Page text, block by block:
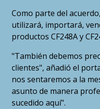
Como parte del
utilizará, importará,
productos CF248A y
"También debemos
clientes", añadió el
nos sentaremos a la
asunto de manera
sucedido aquí".